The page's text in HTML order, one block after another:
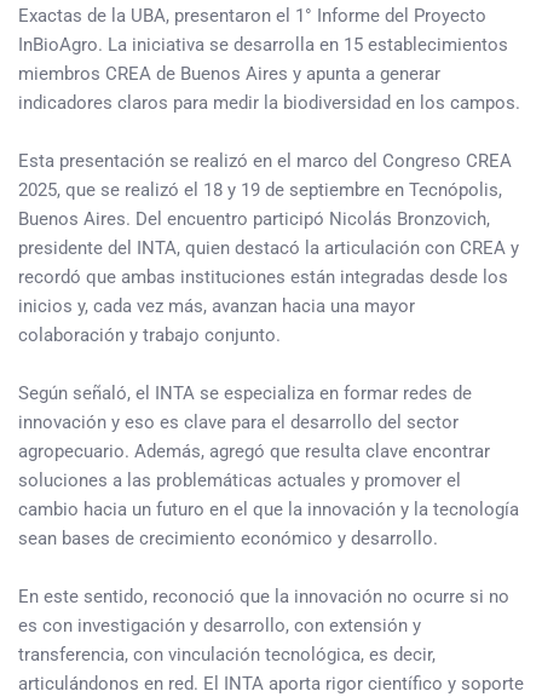
Exactas de la UBA, presentaron el 1° Informe del Proyecto
InBioAgro. La iniciativa se desarrolla en 15 establecimientos
miembros CREA de Buenos Aires y apunta a generar
indicadores claros para medir la biodiversidad en los campos.
Esta presentación se realizó en el marco del Congreso CREA
2025, que se realizó el 18 y 19 de septiembre en Tecnópolis,
Buenos Aires. Del encuentro participó Nicolás Bronzovich,
presidente del INTA, quien destacó la articulación con CREA y
recordó que ambas instituciones están integradas desde los
inicios y, cada vez más, avanzan hacia una mayor
colaboración y trabajo conjunto.
Según señaló, el INTA se especializa en formar redes de
innovación y eso es clave para el desarrollo del sector
agropecuario. Además, agregó que resulta clave encontrar
soluciones a las problemáticas actuales y promover el
cambio hacia un futuro en el que la innovación y la tecnología
sean bases de crecimiento económico y desarrollo.
En este sentido, reconoció que la innovación no ocurre si no
es con investigación y desarrollo, con extensión y
transferencia, con vinculación tecnológica, es decir,
articulándonos en red. El INTA aporta rigor científico y soporte